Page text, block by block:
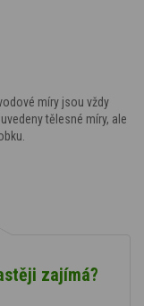
míry jsou vždy
tělesné míry, ale
zajímá?